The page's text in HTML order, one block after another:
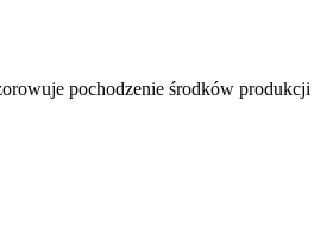
pochodzenie środków produkcji